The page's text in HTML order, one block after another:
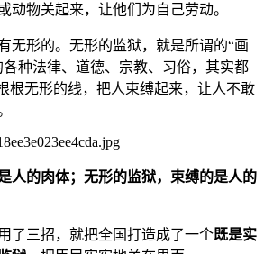
动物关起来，让他们为自己劳动。
无形的。无形的监狱，就是所谓的“画
种法律、道德、宗教、习俗，其实都
根无形的线，把人束缚起来，让人不敢
人的肉体；无形的监狱，束缚的是人的
了三招，就把全国打造成了一个既是实